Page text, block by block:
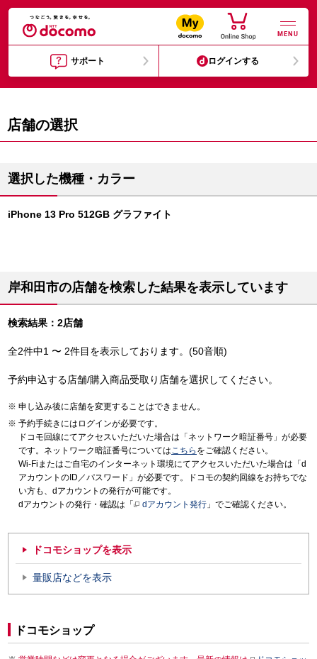
MENU
サポート ログインする
店舗の選択
選択した機種・カラー
iPhone 13 Pro 512GB グラファイト
岸和田市の店舗を検索した結果を表示しています
検索結果：2店舗
全2件中1 〜 2件目を表示しております。(50音順)
予約申込する店舗/購入商品受取り店舗を選択してください。
申し込み後に店舗を変更することはできません。
予約手続きにはログインが必要です。
ドコモ回線にてアクセスいただいた場合は「ネットワーク暗証番号」が必要
です。ネットワーク暗証番号についてはこちら をご確認ください。
Wi-Fiまたはご自宅のインターネット環境にてアクセスいただいた場合は「d
アカウントのID／パスワード」が必要です。ドコモの契約回線をお持ちでな
い方も、dアカウントの発行が可能です。
dアカウントの発行・確認は「
dアカウント発行 」でご確認ください。
ドコモショップを表示
量販店などを表示
ドコモショップ